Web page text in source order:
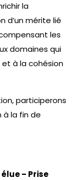
la
d’un mérite lié
les
domaines qui
à la cohésion
participerons
à la fin de
– Prise